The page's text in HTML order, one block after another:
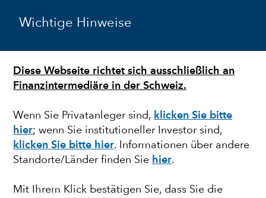
Wichtige Hinweise
Diese Webseite richtet sich ausschließlich an
Finanzintermediäre in der Schweiz.
Wenn Sie Privatanleger sind, klicken Sie bitte
hier; wenn Sie institutioneller Investor sind,
klicken Sie bitte hier. Informationen über andere
Standorte/Länder finden Sie hier.
Mit Ihrem Klick bestätigen Sie, dass Sie die
JAPAN
Yen-Einbruch bringt
Bank of Japan in die